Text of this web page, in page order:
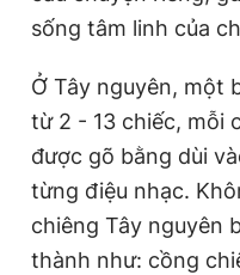
sống tâm linh của
Ở Tây nguyên, một
từ 2 - 13 chiếc, mỗi
được gõ bằng dùi
từng điệu nhạc.
chiêng Tây nguyên
thành như: cồng